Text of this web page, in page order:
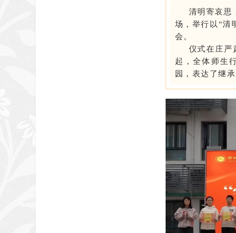
清明寄哀思
场，举行以“清
会。
仪式在庄严
起，全体师生
园，表达了继